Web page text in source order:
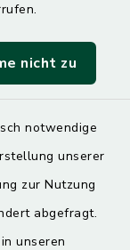
nicht zu
notwendige
unserer
zur Nutzung
abgefragt.
unseren